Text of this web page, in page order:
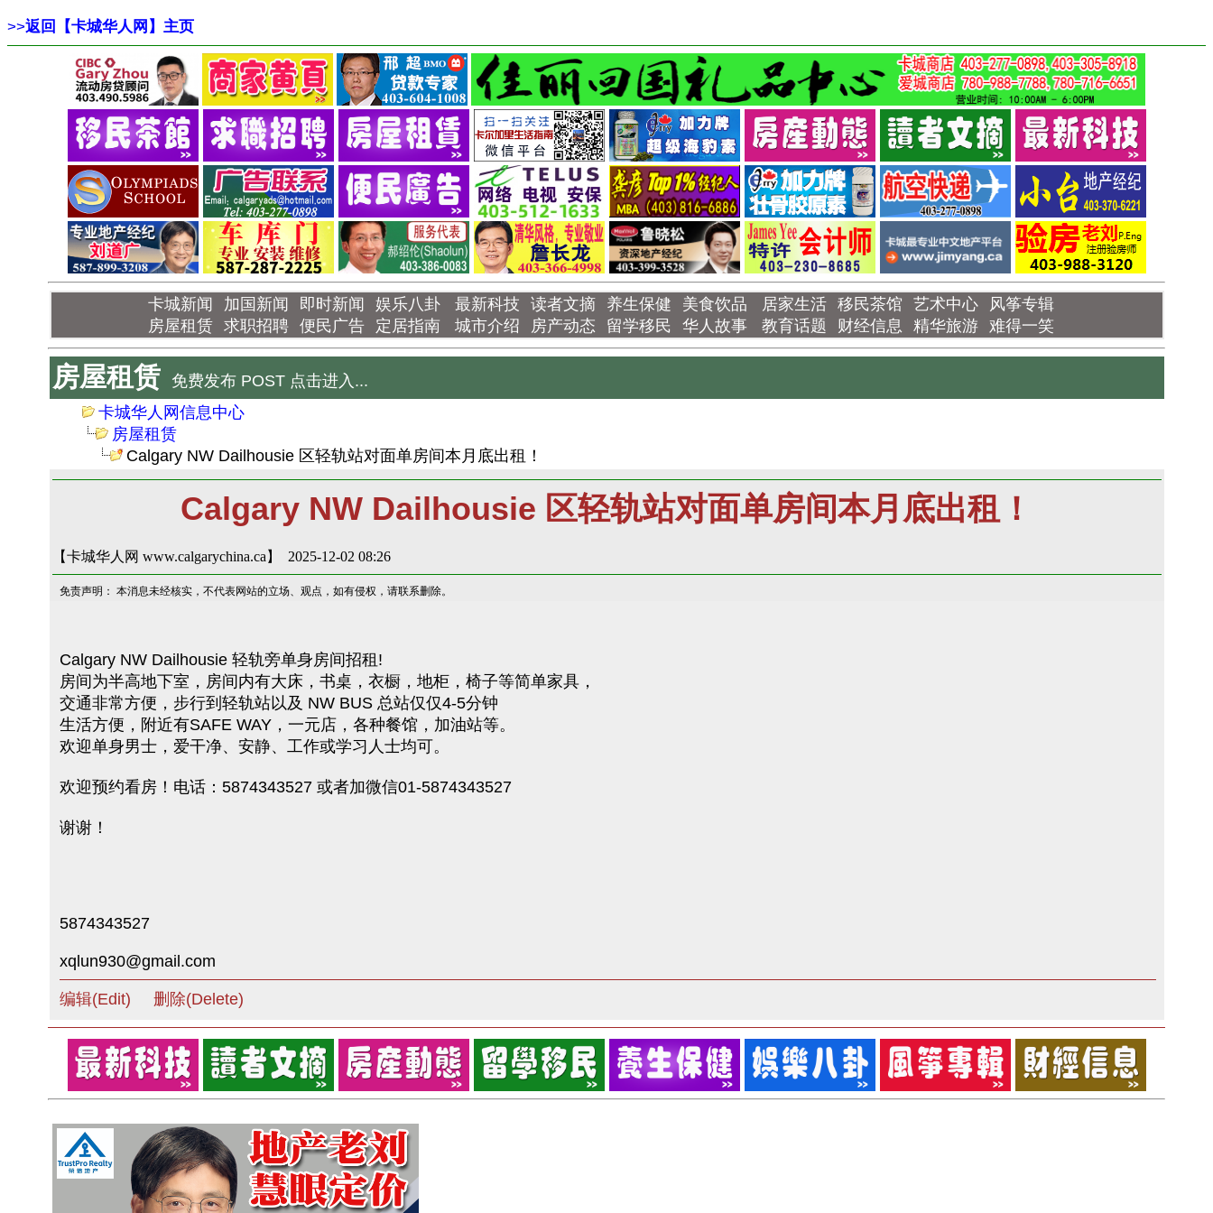
>>返回【卡城华人网】主页
卡城新闻 加国新闻 即时新闻 娱乐八卦 最新科技 读者文摘 养生保健 美食饮品 居家生活 移民茶馆 艺术中心
风筝专辑
房屋租赁 求职招聘 便民广告 定居指南 城市介绍 房产动态 留学移民 华人故事 教育话题 财经信息 精华旅游 难得一笑
房屋租赁
免费发布 POST 点击进入...
卡城华人网信息中心
房屋租赁
Calgary NW Dailhousie 区轻轨站对面单房间本月底出租！
Calgary NW Dailhousie 区轻轨站对面单房间本月底出租！
【卡城华人网 www.calgarychina.ca】 2025-12-02 08:26
免责声明： 本消息未经核实，不代表网站的立场、观点，如有侵权，请联系删除。
Calgary NW Dailhousie 轻轨旁单身房间招租!
房间为半高地下室，房间内有大床，书桌，衣橱，地柜，椅子等简单家具，
交通非常方便，步行到轻轨站以及 NW BUS 总站仅仅4-5分钟
生活方便，附近有SAFE WAY，一元店，各种餐馆，加油站等。
欢迎单身男士，爱干净、安静、工作或学习人士均可。
欢迎预约看房！电话：5874343527 或者加微信01-5874343527
谢谢！
5874343527
xqlun930@gmail.com
编辑(Edit) 删除(Delete)